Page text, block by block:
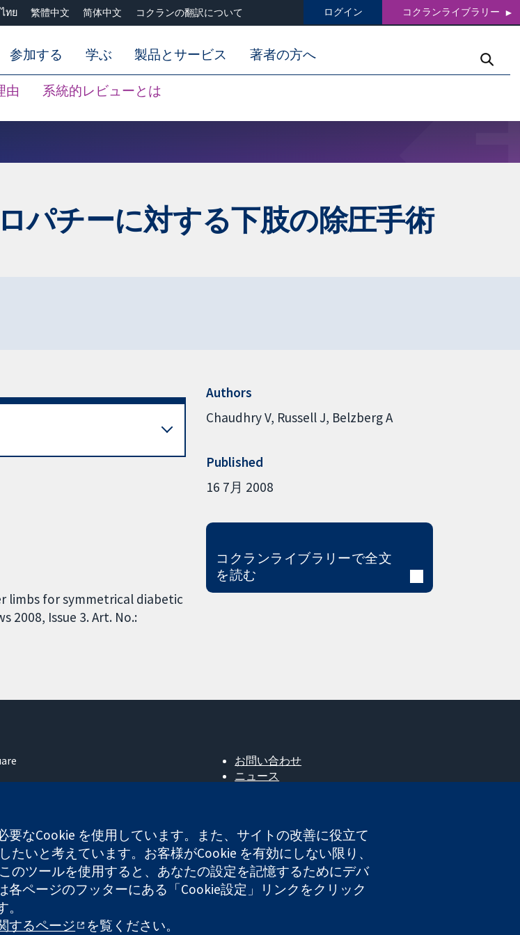
ไทย 繁體中文 简体中文 コクランの翻訳について ログイン コクランライブラリー
由 系統的レビューとは
参加する 学ぶ 製品とサービス 著者の方へ
パチーに対する下肢の除圧手術
limbs for symmetrical diabetic
2008, Issue 3. Art. No.:
Authors
Chaudhry V Russell J Belzberg A
Published
16 7月 2008
コクランライブラリーで全文
を読む
お問い合わせ
ニュース
Cochrane Library
録番号 1045921）および保証有限責任会社（登録番号 03044323）です。付加価値税登録番号 GB 718
なCookie を使用しています。また、サイトの改善に役立て
いと考えています。お客様がCookie を有効にしない限り、
のツールを使用すると、あなたの設定を記憶するためにデバ
ページのフッターにある「Cookie設定」リンクをクリック
するページ を覧ください。